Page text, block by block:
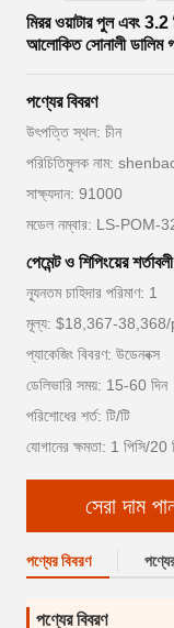
মিরর ওয়াটার পুল এবং 3.2
আলোকিত সোনালী ডালিম
পণ্যের বিবরণ
উৎপত্তি স্থল: চীন
পরিচিতিমুলক নাম:
সাক্ষ্যদান: 91000
মডেল নম্বার: LS-POM-
পেমেন্ট ও শিপিংয়ের শর্তাবলী
ন্যূনতম চাহিদার পরিমাণ: 1
মূল্য: $18,367-
প্যাকেজিং বিবরণ: উডেনবক্স
ডেলিভারি সময়: 15-60 দিন
পরিশোধের শর্ত: টি/টি
যোগানের ক্ষমতা: 1 পিসি/20
সেরা দাম
পণ্যের বিবরণ
পণ্যের বিবরণ